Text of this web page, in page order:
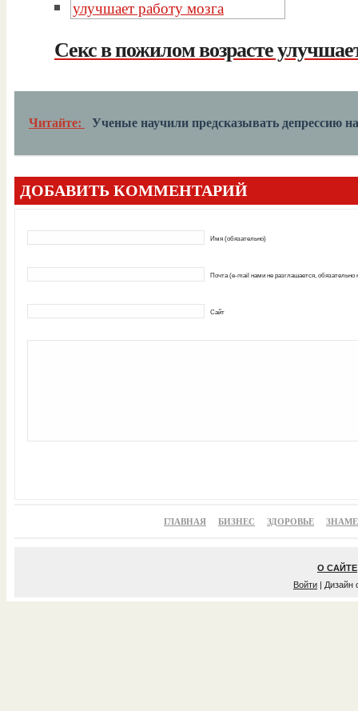
Секс в пожилом возрасте
Читайте: Ученые научили предсказывать депрессию
ДОБАВИТЬ КОММЕНТАРИЙ
Имя (обязательно)
Почта (e-mail нами не разглашается, обязательно
Сайт
ГЛАВНАЯ БИЗНЕС ЗДОРОВЬЕ
О САЙТЕ
Войти | Дизайн